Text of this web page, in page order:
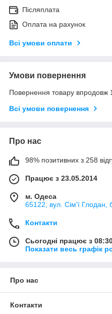
Післяплата
Оплата на рахунок
Всі умови оплати
Умови повернення
Повернення товару впродовж
Всі умови повернення
Про нас
98% позитивних з 258
Працює з 23.05.2014
м. Одеса
65122, вул. Сім'ї Глодан,
Контакти
Сьогодні працює з
Показати весь графік
Про нас
Контакти